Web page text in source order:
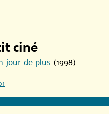
ciné
jour de plus (1998)